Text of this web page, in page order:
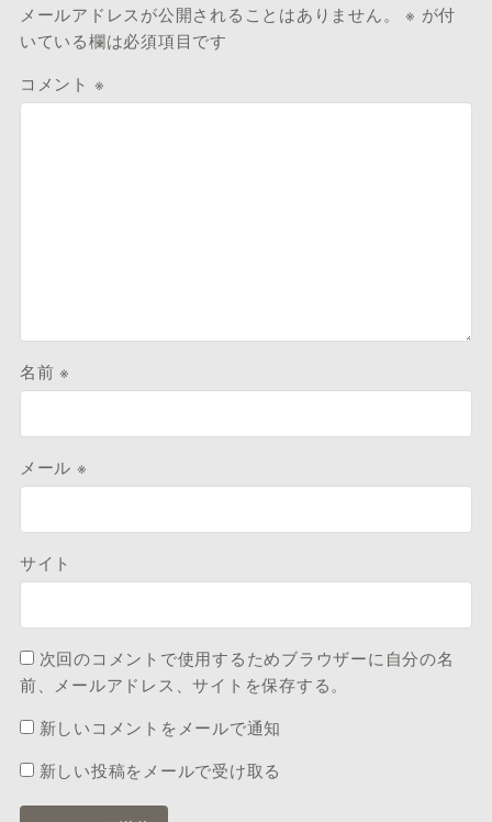
メールアドレスが公開されることはありません。 ※ が付
いている欄は必須項目です
コメント ※
名前※
メール ※
サイト
次回のコメントで使用するためブラウザーに自分の名
前、メールアドレス、サイトを保存する。
新しいコメントをメールで通知
新しい投稿をメールで受け取る